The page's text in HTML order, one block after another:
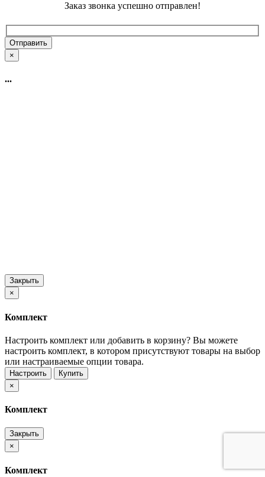
Заказ звонка успешно отправлен!
×
...
Закрыть
×
Комплект
Настроить комплект или добавить в корзину? Вы можете
настроить комплект, в котором присутствуют товары на выбор
или настраиваемые опции товара.
Настроить
Купить
×
Комплект
Закрыть
×
Комплект